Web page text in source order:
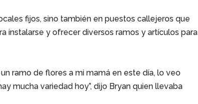
fijos, sino también en puestos callejeros que
instalarse y ofrecer diversos ramos y artículos para
ramo de flores a mi mamá en este día, lo veo
mucha variedad hoy”, dijo Bryan quien llevaba